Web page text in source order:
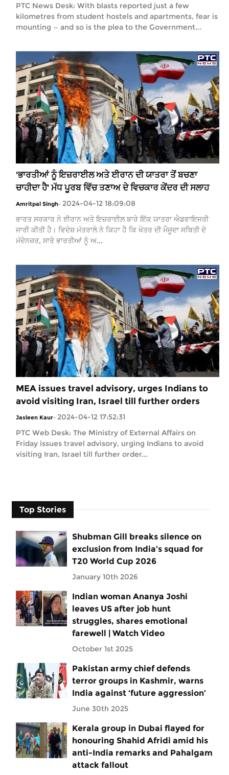
PTC News Desk: With blasts reported just a few
kilometres from student hostels and apartments, fear is
mounting — and so is the plea to the Government...
'ਭਾਰਤੀਆਂ ਨੂੰ ਇਜ਼ਰਾਈਲ ਅਤੇ ਈਰਾਨ ਦੀ ਯਾਤਰਾ ਤੋਂ ਬਚਣਾ
ਚਾਹੀਦਾ ਹੈ' ਮੱਧ ਪੂਰਬ ਵਿੱਚ ਤਣਾਅ ਦੇ ਵਿਚਕਾਰ ਕੇਂਦਰ ਦੀ ਸਲਾਹ
Amritpal Singh- 2024-04-12 18:09:08
ਭਾਰਤ ਸਰਕਾਰ ਨੇ ਈਰਾਨ ਅਤੇ ਇਜ਼ਰਾਈਲ ਬਾਰੇ ਇੱਕ ਯਾਤਰਾ ਐਡਵਾਇਜਰੀ
ਜਾਰੀ ਕੀਤੀ ਹੈ। ਵਿਦੇਸ਼ ਮੰਤਰਾਲੇ ਨੇ ਕਿਹਾ ਹੈ ਕਿ ਖੇਤਰ ਦੀ ਮੌਜੂਦਾ ਸਥਿਤੀ ਦੇ
ਮੱਦੇਨਜ਼ਰ, ਸਾਰੇ ਭਾਰਤੀਆਂ ਨੂੰ ਅ...
MEA issues travel advisory, urges Indians to
avoid visiting Iran, Israel till further orders
Jasleen Kaur- 2024-04-12 17:52:31
PTC Web Desk: The Ministry of External Affairs on
Friday issues travel advisory, urging Indians to avoid
visiting Iran, Israel till further order...
Top Stories
Shubman Gill breaks silence on
exclusion from India’s squad for
T20 World Cup 2026
January 10th 2026
Indian woman Ananya Joshi
leaves US after job hunt
struggles, shares emotional
farewell | Watch Video
October 1st 2025
Pakistan army chief defends
terror groups in Kashmir, warns
India against ‘future aggression’
June 30th 2025
Kerala group in Dubai flayed for
honouring Shahid Afridi amid his
anti-India remarks and Pahalgam
attack fallout